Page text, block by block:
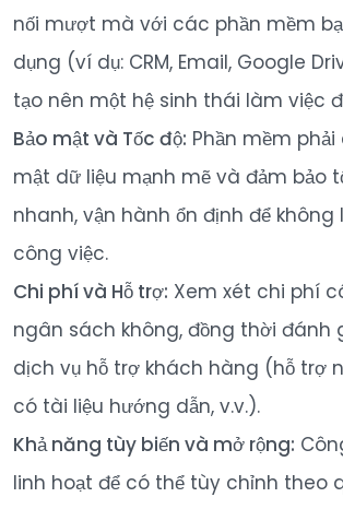
nối mượt mà với các phần mềm
dụng (ví dụ: CRM, Email, Google
tạo nên một hệ sinh thái làm việc
Bảo mật và Tốc độ: Phần mềm
mật dữ liệu mạnh mẽ và đảm bảo
nhanh, vận hành ổn định để
công việc.
Chi phí và Hỗ trợ: Xem xét chi phí
ngân sách không, đồng thời đánh
dịch vụ hỗ trợ khách hàng (hỗ trợ
có tài liệu hướng dẫn, v.v.).
Khả năng tùy biến và mở rộng:
linh hoạt để có thể tùy chỉnh theo